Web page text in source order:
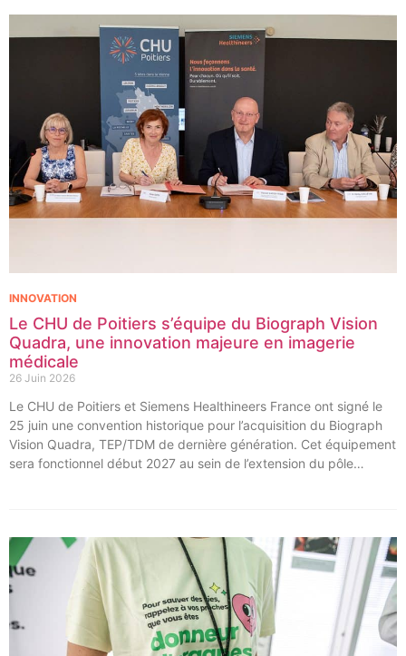
cancers pédiatriques.
Le CHU de Poitiers s’équipe du Biograph Vision
Quadra, une innovation majeure en imagerie
médicale
26 Juin 2026
INNOVATION
Le CHU de Poitiers et Siemens Healthineers France ont signé le
25 juin une convention historique pour l’acquisition du Biograph
Vision Quadra, TEP/TDM de dernière génération. Cet équipement
sera fonctionnel début 2027 au sein de l’extension du pôle
l’acquisition et l’installation de l’équipement au cœur même du
pôle régional de cancérologie.